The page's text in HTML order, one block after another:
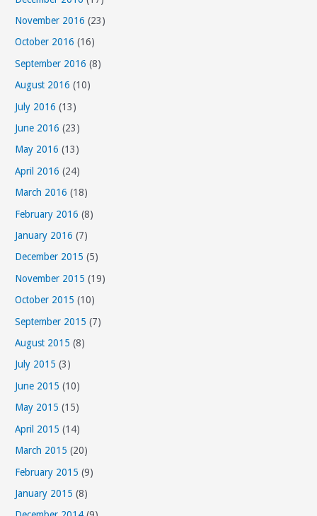
November 2016 (23)
October 2016 (16)
September 2016 (8)
August 2016 (10)
July 2016 (13)
June 2016 (23)
May 2016 (13)
April 2016 (24)
March 2016 (18)
February 2016 (8)
January 2016 (7)
December 2015 (5)
November 2015 (19)
October 2015 (10)
September 2015 (7)
August 2015 (8)
July 2015 (3)
June 2015 (10)
May 2015 (15)
April 2015 (14)
March 2015 (20)
February 2015 (9)
January 2015 (8)